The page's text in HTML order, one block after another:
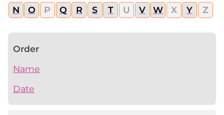
N O P Q R S T U V W X Y Z
Order
Name
Date